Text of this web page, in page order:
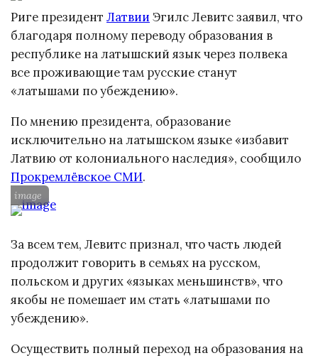
Риге президент Латвии Эгилс Левитс заявил, что
благодаря полному переводу образования в
республике на латышский язык через полвека
все проживающие там русские станут
«латышами по убеждению».
По мнению президента, образование
исключительно на латышском языке «избавит
Латвию от колониального наследия», сообщило
Прокремлёвское СМИ.
image
За всем тем, Левитс признал, что часть людей
продолжит говорить в семьях на русском,
польском и других «языках меньшинств», что
якобы не помешает им стать «латышами по
убеждению».
Осуществить полный переход на образования на